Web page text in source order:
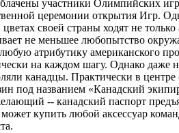
участники Олимпийских
церемонии открытия Игр.
своей страны ходят не
не меньшее любопытство
атрибутику американского
на каждом шагу. Однако даже
канадцы. Практически в
под названием «Канадский
-- канадский паспорт
может купить любой аксессуар